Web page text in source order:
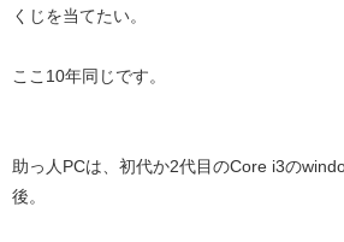
くじを当てたい。
ここ10年同じです。
助っ人PCは、初代か2代目のCore i3の
後。